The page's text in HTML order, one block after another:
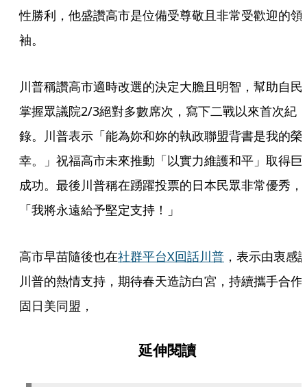
性勝利，他盛讚高市是位備受尊敬且非常受歡迎的領
袖。
川普稱讚高市適時改選的決定大膽且明智，幫助自民
掌握眾議院2/3絕對多數席次，寫下二戰以來首次紀
錄。川普表示「能為妳和妳的執政聯盟背書是我的榮
幸。」祝福高市未來推動「以實力維護和平」取得巨
成功。最後川普稱在踴躍投票的日本民眾非常優秀，
「我將永遠給予堅定支持！」
高市早苗隨後也在社群平台X回話川普 ，表示由衷感
川普的熱情支持，期待春天造訪白宮，持續攜手合作
固日美同盟，
延伸閱讀